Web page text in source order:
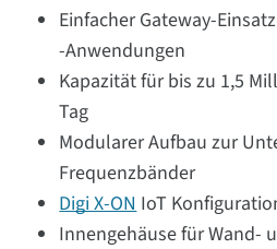
Einfacher Gateway-
-Anwendungen
Kapazität für bis zu 1,5
Tag
Modularer Aufbau zur
Frequenzbänder
Digi X-ONIoT
Innengehäuse für Wand-